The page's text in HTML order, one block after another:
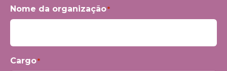
Nome da organização*
Cargo*